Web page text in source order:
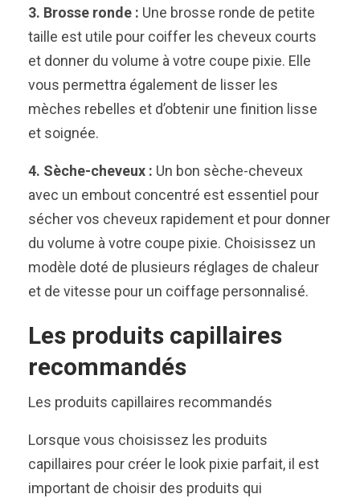
3. Brosse ronde : Une brosse ronde de petite
taille est utile pour coiffer les cheveux courts
et donner du volume à votre coupe pixie. Elle
vous permettra également de lisser les
mèches rebelles et d’obtenir une finition lisse
et soignée.
4. Sèche-cheveux : Un bon sèche-cheveux
avec un embout concentré est essentiel pour
sécher vos cheveux rapidement et pour donner
du volume à votre coupe pixie. Choisissez un
modèle doté de plusieurs réglages de chaleur
et de vitesse pour un coiffage personnalisé.
Les produits capillaires
recommandés
Les produits capillaires recommandés
Lorsque vous choisissez les produits
capillaires pour créer le look pixie parfait, il est
important de choisir des produits qui